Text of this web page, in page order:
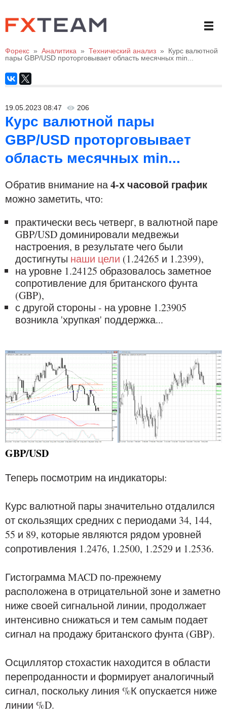
Форекс » Аналитика » Технический анализ »
Курс валютной
пары GBP/USD проторговывает область месячных min...
19.05.2023 08:47 206
Курс валютной пары
GBP/USD проторговывает
область месячных min...
Обратив внимание на4-х часовой график
можно заметить, что:
практически весь четверг, в валютной паре
GBP/USD доминировали медвежьи
настроения, в результате чего были
достигнуты наши цели (1.24265 и 1.2399),
на уровне 1.24125 образовалось заметное
сопротивление для британского фунта
(GBP),
с другой стороны - на уровне 1.23905
возникла 'хрупкая' поддержка...
GBP/USD
Теперь посмотрим на индикаторы:
Курс валютной пары значительно отдалился
от скользящих средних с периодами 34, 144,
55 и 89, которые являются рядом уровней
сопротивления 1.2476, 1.2500, 1.2529 и 1.2536.
Гистограмма MACD по-прежнему
расположена в отрицательной зоне и заметно
ниже своей сигнальной линии, продолжает
интенсивно снижаться и тем самым подает
сигнал на продажу британского фунта (GBP).
Осциллятор стохастик находится в области
перепроданности и формирует аналогичный
сигнал, поскольку линия %К опускается ниже
линии %D.